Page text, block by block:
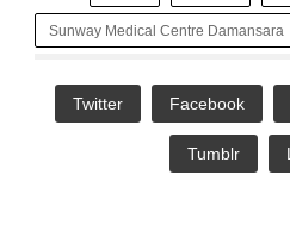
Sunway Medical Centre Damansara
Twitter Facebook
Tumblr